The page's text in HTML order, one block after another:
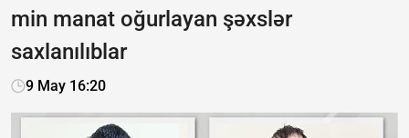
min manat oğurlayan şəxslər
saxlanılıblar
9 May 16:20